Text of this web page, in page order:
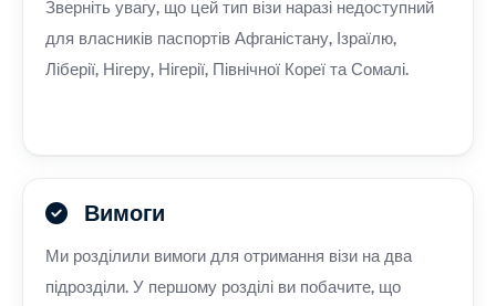
Зверніть увагу, що цей тип візи наразі недоступний
для власників паспортів Афганістану, Ізраїлю,
Ліберії, Нігеру, Нігерії, Північної Кореї та Сомалі.
Вимоги
Ми розділили вимоги для отримання візи на два
підрозділи. У першому розділі ви побачите, що